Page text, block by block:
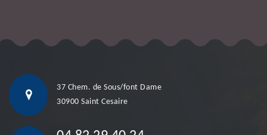
37 Chem. de Sous/font Dame
30900 Saint Cesaire